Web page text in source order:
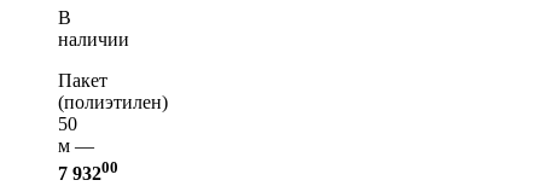
В
наличии
Пакет
(полиэтилен)
50
м —
7 93200